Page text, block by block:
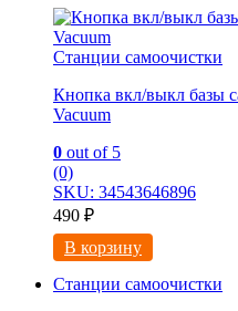
Станции самоочистки
Кнопка вкл/выкл базы
Vacuum
0 out of 5
(0)
SKU: 34543646896
490 ₽
В корзину
Станции самоочистки